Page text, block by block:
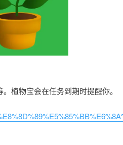
植物宝会在任务到期时提醒你。